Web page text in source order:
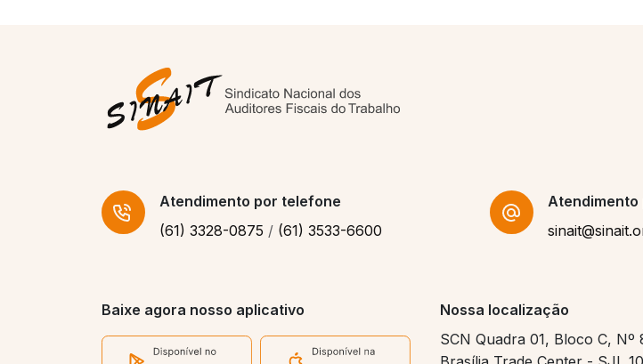
Atendimento por telefone
(61) 3328-0875 / (61) 3533-6600
Atendimento
Baixe agora nosso aplicativo
Nossa localização
SCN Quadra 01, Bloco C, Nº